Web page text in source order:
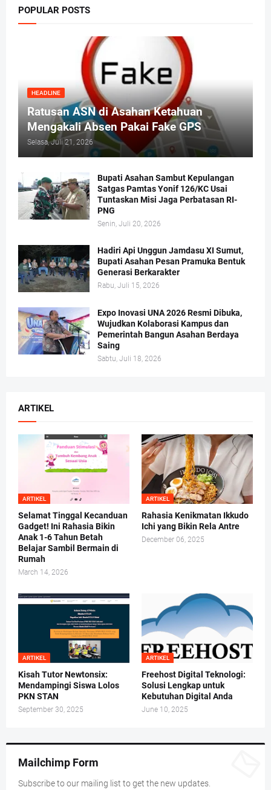
POPULAR POSTS
HEADLINE
Ratusan ASN di Asahan Ketahuan
Mengakali Absen Pakai Fake GPS
Selasa, Juli 21, 2026
Bupati Asahan Sambut Kepulangan
Satgas Pamtas Yonif 126/KC Usai
Tuntaskan Misi Jaga Perbatasan RI-
PNG
Senin, Juli 20, 2026
Hadiri Api Unggun Jamdasu XI Sumut,
Bupati Asahan Pesan Pramuka Bentuk
Generasi Berkarakter
Rabu, Juli 15, 2026
Expo Inovasi UNA 2026 Resmi Dibuka,
Wujudkan Kolaborasi Kampus dan
Pemerintah Bangun Asahan Berdaya
Saing
Sabtu, Juli 18, 2026
ARTIKEL
ARTIKEL
Selamat Tinggal Kecanduan
Gadget! Ini Rahasia Bikin
Anak 1-6 Tahun Betah
Belajar Sambil Bermain di
Rumah
March 14, 2026
ARTIKEL
Rahasia Kenikmatan Ikkudo
Ichi yang Bikin Rela Antre
December 06, 2025
ARTIKEL
Kisah Tutor Newtonsix:
Mendampingi Siswa Lolos
PKN STAN
September 30, 2025
ARTIKEL
Freehost Digital Teknologi:
Solusi Lengkap untuk
Kebutuhan Digital Anda
June 10, 2025
Mailchimp Form
Subscribe to our mailing list to get the new updates.